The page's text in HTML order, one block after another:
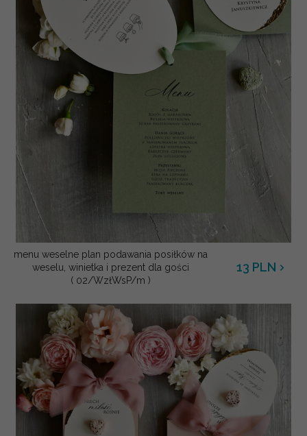
menu weselne plan podawania posiłków na
weselu, winietka i prezent dla gości
( 02/WzłWsP/m )
13 PLN